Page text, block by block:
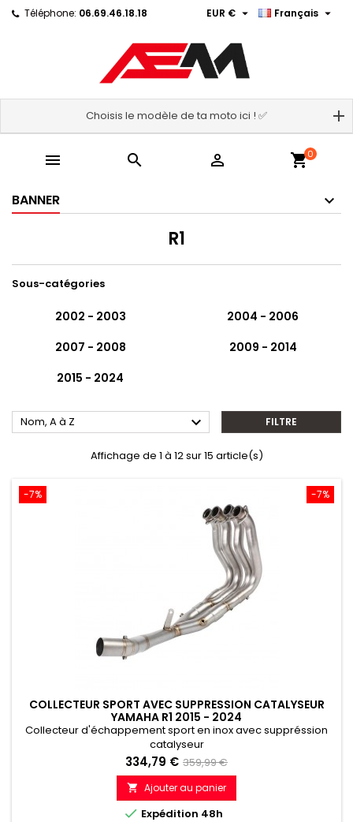
Téléphone: 06.69.46.18.18 Français 
EUR € 
Choisis le modèle de ta moto ici ! ✅
   shopping_cart0
BANNER
R1
Sous-catégories
2002 - 2003
2004 - 2006
2007 - 2008
2009 - 2014
2015 - 2024
Nom, A à Z  FILTRE
Affichage de 1 à 12 sur 15 article(s)
-7%
-7%
COLLECTEUR SPORT AVEC SUPPRESSION CATALYSEUR
YAMAHA R1 2015 - 2024
Collecteur d'échappement sport en inox avec suppréssion
catalyseur
Prix
334,79 € Prix
de
référence
359,99 €
 Ajouter au panier
 Expédition 48h